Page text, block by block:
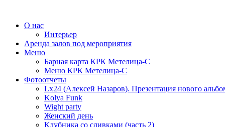
О нас
Интерьер
Аренда залов под мероприятия
Меню
Барная карта КРК Метелица-С
Меню КРК Метелица-С
Фотоотчеты
Lx24 (Алексей Назаров). Презентация нового
Kolya Funk
Wight party
Женский день
Клубника со сливками (часть 2)